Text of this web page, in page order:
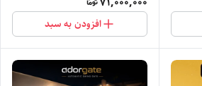
افزودن به سبد